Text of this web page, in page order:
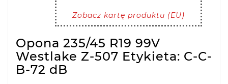
Zobacz kartę produktu (EU)
Opona 235/45 R19 99V
Westlake Z-507 Etykieta: C-C-
B-72 dB